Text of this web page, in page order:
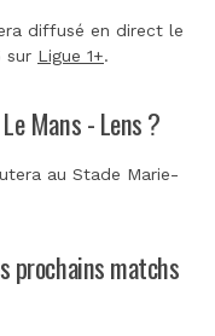
diffusé en direct le
sur Ligue 1+.
Mans - Lens ?
au Stade Marie-
prochains matchs